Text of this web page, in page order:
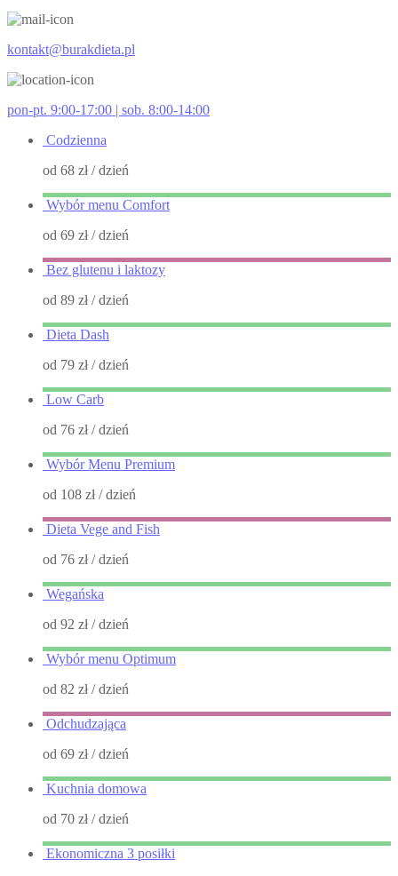
kontakt@burakdieta.pl
pon-pt. 9:00-17:00 | sob. 8:00-14:00
Codzienna
od 68 zł/ dzień
Wybór menu Comfort
od 69 zł/ dzień
Bez glutenu i laktozy
od 89 zł/ dzień
Dieta Dash
od 79 zł/ dzień
Low Carb
od 76 zł/ dzień
Wybór Menu Premium
od 108 zł/ dzień
Dieta Vege and Fish
od 76 zł/ dzień
Wegańska
od 92 zł/ dzień
Wybór menu Optimum
od 82 zł/ dzień
Odchudzająca
od 69 zł/ dzień
Kuchnia domowa
od 70 zł/ dzień
Ekonomiczna 3 posiłki